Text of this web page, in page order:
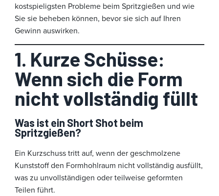
kostspieligsten Probleme beim Spritzgießen und wie
Sie sie beheben können, bevor sie sich auf Ihren
Gewinn auswirken.
1. Kurze Schüsse:
Wenn sich die Form
nicht vollständig füllt
Was ist ein Short Shot beim
Spritzgießen?
Ein Kurzschuss tritt auf, wenn der geschmolzene
Kunststoff den Formhohlraum nicht vollständig ausfüllt,
was zu unvollständigen oder teilweise geformten
Teilen führt.